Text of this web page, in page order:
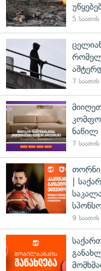
5 საათის
7 საათის
ნაწილ
7 საათის
|
9 საათის